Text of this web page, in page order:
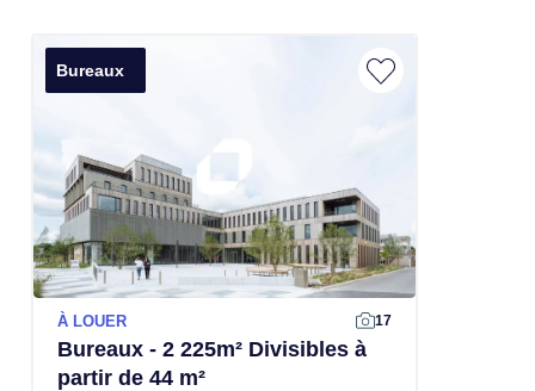
Bureaux
À LOUER 17
Bureaux - 2 225m² Divisibles à
partir de 44 m²